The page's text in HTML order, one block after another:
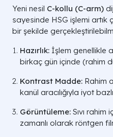
Yeni nesil C-kollu (C-arm)
sayesinde HSG işlemi artık
bir şekilde
Hazırlık: İşlem genellikle
birkaç gün içinde (rahim
Kontrast Madde: Rahim
kanül aracılığıyla iyot bazlı
Görüntüleme: Sıvı
zamanlı olarak röntgen